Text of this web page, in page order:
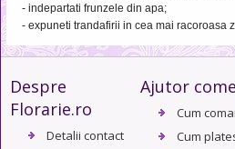
- indepartati frunzele din apa;
- expuneti trandafirii in cea mai racoroasa
Despre
Florarie.ro
Detalii contact
Ajutor
Cum
Cum